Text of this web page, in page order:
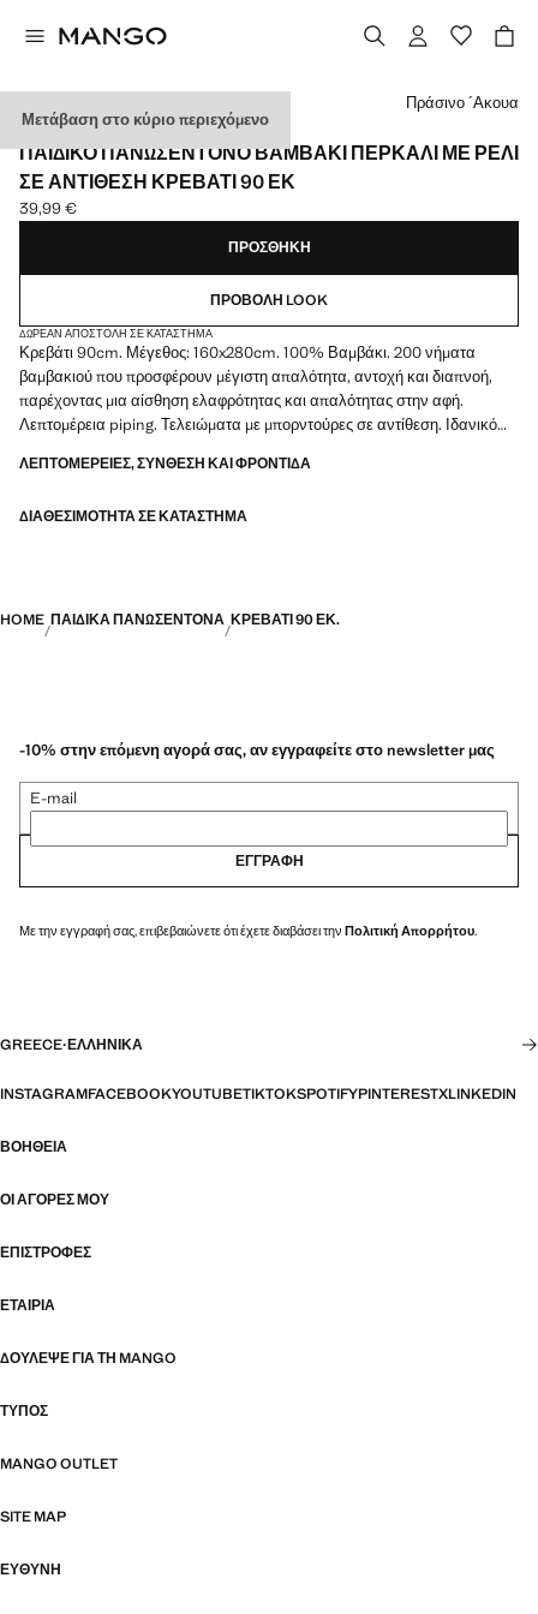
Μετάβαση στο κύριο περιεχόμενο
PERCALE COTTON / MADE IN PORTUGAL
ΠΑΙΔΙΚΌ ΠΑΝΩΣΈΝΤΟΝΟ ΒΑΜΒΆΚΙ ΠΕΡΚΆΛΙ ΜΕ ΡΈΛΙ
ΣΕ ΑΝΤΊΘΕΣΗ ΚΡΕΒΆΤΙ 90 ΕΚ
Ισχύουσα τιμή [39,99 € ]
39,99 €
Διάλεξε χρώμα
Πράσινο ´Ακουα
ΠΡΟΣΘΉΚΗ
ΠΡΟΒΟΛΉ LOOK
ΔΩΡΕΆΝ ΑΠΟΣΤΟΛΉ ΣΕ ΚΑΤΆΣΤΗΜΑ
Κρεβάτι 90cm. Μέγεθος: 160x280cm. 100% Βαμβάκι. 200 νήματα
βαμβακιού που προσφέρουν μέγιστη απαλότητα, αντοχή και διαπνοή,
παρέχοντας μια αίσθηση ελαφρότητας και απαλότητας στην αφή.
Λεπτομέρεια piping. Τελειώματα με μπορντούρες σε αντίθεση. Ιδανικό
περισσότερα προϊόντα της συλλογής. Διαθέσιμο σε διάφορα χρώματα
ΛΕΠΤΟΜΈΡΕΙΕΣ, ΣΎΝΘΕΣΗ ΚΑΙ ΦΡΟΝΤΊΔΑ
ΔΙΑΘΕΣΙΜΌΤΗΤΑ ΣΕ ΚΑΤΆΣΤΗΜΑ
HOME ΠΑΙΔΙΚΆ ΠΑΝΩΣΈΝΤΟΝΑ ΚΡΕΒΆΤΙ 90 ΕΚ.
-10% στην επόμενη αγορά σας, αν εγγραφείτε στο newsletter μας
E-mail
ΕΓΓΡΑΦΉ
Με την εγγραφή σας, επιβεβαιώνετε ότι έχετε διαβάσει την Πολιτική Απορρήτου.
GREECE·ΕΛΛΗΝΙΚΆ
INSTAGRAMFACEBOOKYOUTUBETIKTOKSPOTIFYPINTERESTXLINKEDIN
ΒΟΉΘΕΙΑ
ΟΙ ΑΓΟΡΈΣ ΜΟΥ
ΕΠΙΣΤΡΟΦΈΣ
ΕΤΑΙΡΊΑ
ΔΟΎΛΕΨΕ ΓΙΑ ΤΗ MANGO
ΤΎΠΟΣ
MANGO OUTLET
SITE MAP
ΕΥΘΥΝΗ